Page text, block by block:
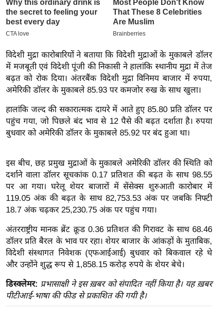
क्रा
इ
म
-
पे
प
मि
सा
ल
बे
मि
सा
ल
श
ख्सि
य
त
यं
ग
इं
डि
विदेशी मुद्रा कारोबारियों ने बताया कि विदेशी मुद्राओं के मुकाबले डॉलर
में मजबूती एवं विदेशी पूंजी की निकासी ने हालांकि स्थानीय मुद्रा में तेज
बढ़त को रोक दिया। अंतरबैंक विदेशी मुद्रा विनिमय बाजार में रुपया,
अमेरिकी डॉलर के मुकाबले 85.93 पर कमजोर रुख के साथ खुला।
हालांकि जल्द की सकारात्मक दायरे में आते हुए 85.80 प्रति डॉलर पर
पहुंच गया, जो पिछले बंद भाव से 12 पैसे की बढ़त दर्शाता है। रुपया
बुधवार को अमेरिकी डॉलर के मुकाबले 85.92 पर बंद हुआ था।
इस बीच, छह प्रमुख मुद्राओं के मुकाबले अमेरिकी डॉलर की स्थिति को
दर्शाने वाला डॉलर सूचकांक 0.17 प्रतिशत की बढ़त के साथ 98.55
पर आ गया। घरेलू शेयर बाजारों में सेंसेक्स शुरुआती कारोबार में
119.05 अंक की बढ़त के साथ 82,753.53 अंक पर जबकि निफ्टी
18.7 अंक चढ़कर 25,230.75 अंक पर पहुंच गया।
अंतरराष्ट्रीय मानक ब्रेंट क्रूड 0.36 प्रतिशत की गिरावट के साथ 68.46
डॉलर प्रति बैरल के भाव पर रहा। शेयर बाजार के आंकड़ों के मुताबिक,
विदेशी संस्थागत निवेशक (एफआईआई) बुधवार को बिकवाल रहे थे
और उन्होंने शुद्ध रूप से 1,858.15 करोड़ रुपये के शेयर बेचे।
डिस्क्लेमर: प्रभासाक्षी ने इस ख़बर को संपादित नहीं किया है। यह ख़बर
पीटीआई-भाषा की फीड से प्रकाशित की गयी है।